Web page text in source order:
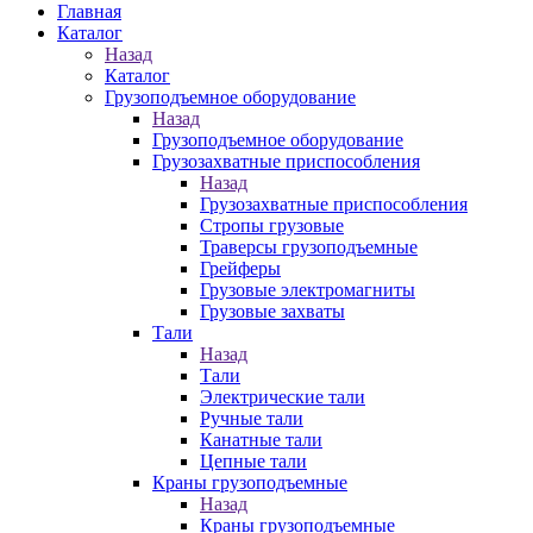
Главная
Каталог
Назад
Каталог
Грузоподъемное оборудование
Назад
Грузоподъемное оборудование
Грузозахватные приспособления
Назад
Грузозахватные приспособления
Стропы грузовые
Траверсы грузоподъемные
Грейферы
Грузовые электромагниты
Грузовые захваты
Тали
Назад
Тали
Электрические тали
Ручные тали
Канатные тали
Цепные тали
Краны грузоподъемные
Назад
Краны грузоподъемные